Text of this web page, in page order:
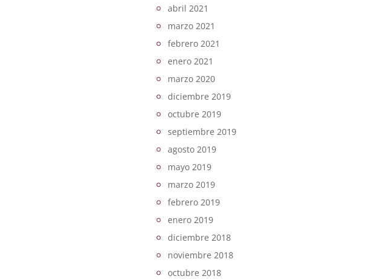
abril 2021
marzo 2021
febrero 2021
enero 2021
marzo 2020
diciembre 2019
octubre 2019
septiembre 2019
agosto 2019
mayo 2019
marzo 2019
febrero 2019
enero 2019
diciembre 2018
noviembre 2018
octubre 2018